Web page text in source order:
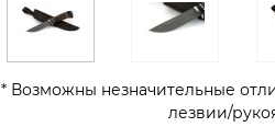
* Возможны незначительные
лезвии/